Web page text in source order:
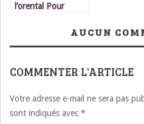
l’orental Pour
agroalimentaire +AUCUN
COMMENTER L'ARTICLE
Votre adresse e-mail ne sera pas
sont indiqués avec *